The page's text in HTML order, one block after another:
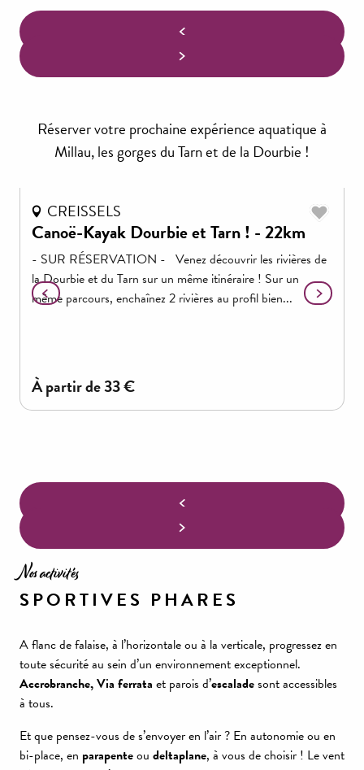
Réserver votre prochaine expérience aquatique à
Millau, les gorges du Tarn et de la Dourbie !
CREISSELS
Canoë-Kayak Dourbie et Tarn ! - 22km
- SUR RÉSERVATION - Venez découvrir les rivières de
la Dourbie et du Tarn sur un même itinéraire ! Sur un
même parcours, enchaînez 2 rivières au profil bien...
à partir de33€
Nos activités
SPORTIVES PHARES
A flanc de falaise, à l’horizontale ou à la verticale, progressez en
toute sécurité au sein d’un environnement exceptionnel.
Accrobranche, Via ferrata et parois d’escaladesont accessibles
à tous.
Et que pensez-vous de s’envoyer en l’air ? En autonomie ou en
bi-place, en parapenteou deltaplane, à vous de choisir ! Le vent